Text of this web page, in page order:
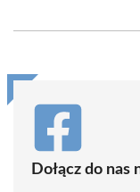
(Twitter)
Dołącz do nas